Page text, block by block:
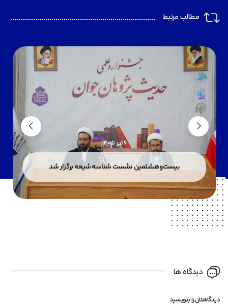
مطالب مرتبط
6 تیر 1405
بیست‌وهشتمین نشست شناسه شیعه برگزار شد
دیدگاه ها
دیدگاهتان را بنویسید